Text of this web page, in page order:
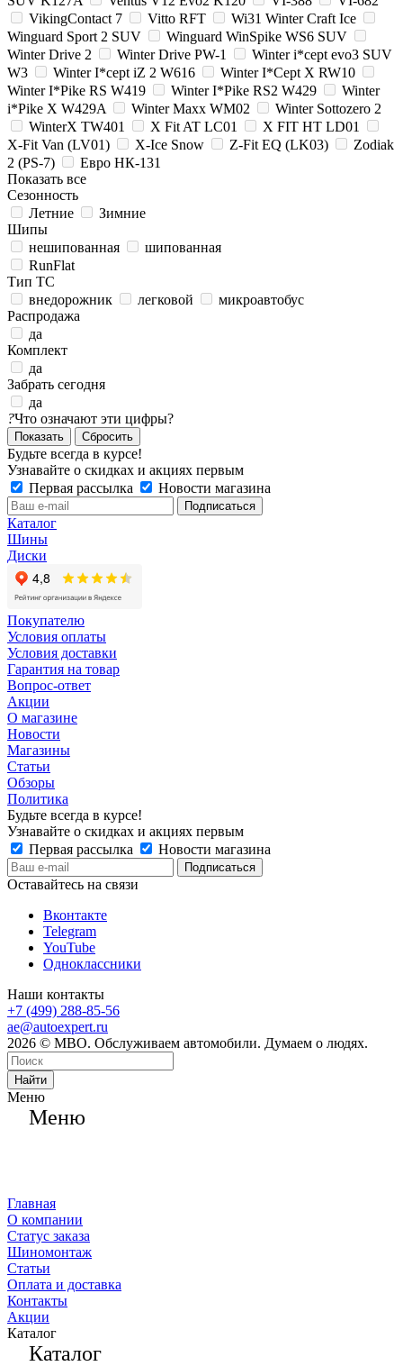
VikingContact 7
Vitto RFT
Wi31 Winter Craft Ice
Winguard Sport 2 SUV
Winguard WinSpike WS6 SUV
Winter Drive 2
Winter Drive PW-1
Winter i*cept evo3 SUV
W3
Winter I*cept iZ 2 W616
Winter I*Cept X RW10
Winter I*Pike RS W419
Winter I*Pike RS2 W429
Winter
i*Pike X W429A
Winter Maxx WM02
Winter Sottozero 2
WinterX TW401
X Fit AT LC01
X FIT HT LD01
X-Fit Van (LV01)
X-Ice Snow Z-Fit EQ (LK03)
Zodiak
2 (PS-7)
Евро НК-131
Показать все
Сезонность
Летние
Зимние
Шипы
нешипованная
шипованная
RunFlat
Тип ТС
внедорожник
легковой
микроавтобус
Распродажа
да
Комплект
да
Забрать сегодня
да
?Что означают эти цифры?
Сбросить
Будьте всегда в курсе!
Узнавайте о скидках и акциях первым
Первая рассылка
Новости магазина
Каталог
Шины
Диски
Покупателю
Условия оплаты
Условия доставки
Гарантия на товар
Вопрос-ответ
Акции
О магазине
Новости
Магазины
Статьи
Обзоры
Политика
Будьте всегда в курсе!
Узнавайте о скидках и акциях первым
Первая рассылка
Новости магазина
Оставайтесь на связи
Вконтакте
Telegram
YouTube
Одноклассники
Наши контакты
+7 (499) 288-85-56
ae@autoexpert.ru
2026 © МВО. Обслуживаем автомобили. Думаем о людях.
Найти
Меню
Меню
Главная
О компании
Статус заказа
Шиномонтаж
Статьи
Оплата и доставка
Контакты
Акции
Каталог
Каталог